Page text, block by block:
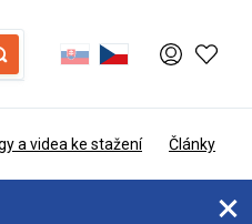
a videa ke stažení Články